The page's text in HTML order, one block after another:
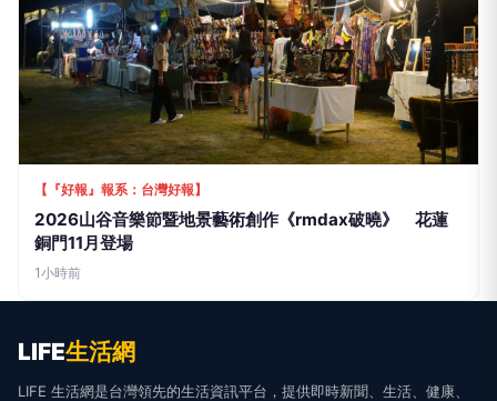
【『好報』報系：台灣好報】
2026山谷音樂節暨地景藝術創作《rmdax破曉》 花蓮
銅門11月登場
1小時前
LIFE生活網
LIFE 生活網是台灣領先的生活資訊平台，提供即時新聞、生活、健康、